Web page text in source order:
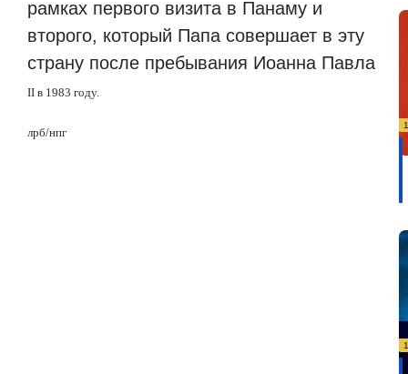
рамках первого визита в Панаму и
второго, который Папа совершает в эту
страну после пребывания Иоанна Павла
II в 1983 году.
лрб/нпг